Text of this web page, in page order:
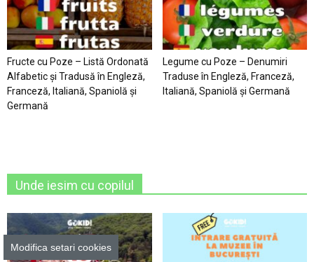
Fructe cu Poze – Listă Ordonată
Alfabetic şi Tradusă în Engleză,
Franceză, Italiană, Spaniolă şi
Germană
Legume cu Poze – Denumiri
Traduse în Engleză, Franceză,
Italiană, Spaniolă şi Germană
Unde iesim cu copilul
Modifica setari cookies